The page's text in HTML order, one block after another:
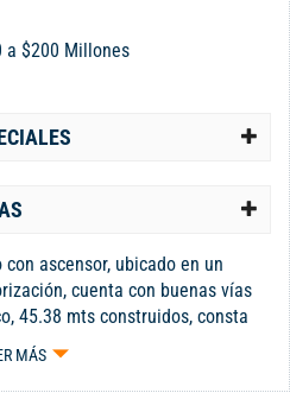
a $200 Millones
ascensor, ubicado en un
cuenta con buenas vías
45.38 mts construidos, consta
baño, sala comedor, cocina
MÁS